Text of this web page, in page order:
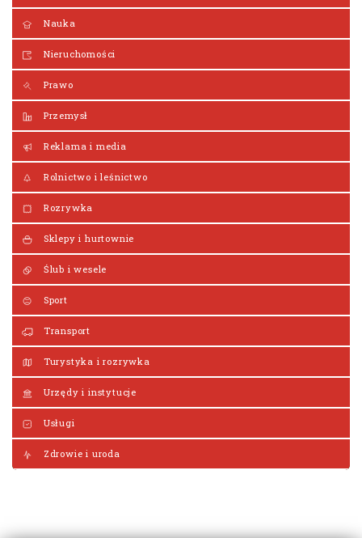
Nauka
Nieruchomości
Prawo
Przemysł
Reklama i media
Rolnictwo i leśnictwo
Rozrywka
Sklepy i hurtownie
Ślub i wesele
Sport
Transport
Turystyka i rozrywka
Urzędy i instytucje
Usługi
Zdrowie i uroda